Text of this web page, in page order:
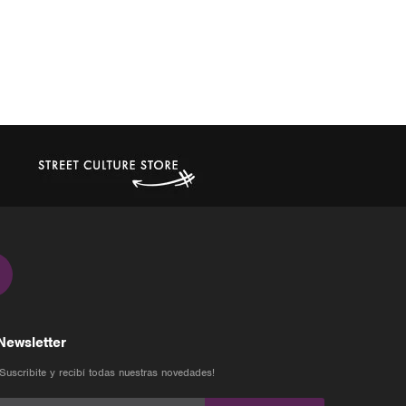
y recibí todas nuestras novedades!